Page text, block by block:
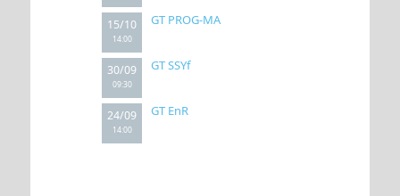
15/10
14:00
GT PROG-MA
30/09
09:30
GT SSYf
24/09
14:00
GT EnR